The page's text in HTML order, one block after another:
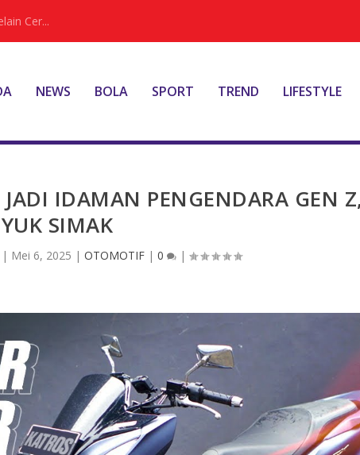
Cer...
NEWS BOLA SPORT TREND LIFESTYLE
IDAMAN PENGENDARA GEN
YUK SIMAK
| Mei 6, 2025 | OTOMOTIF| 0 |